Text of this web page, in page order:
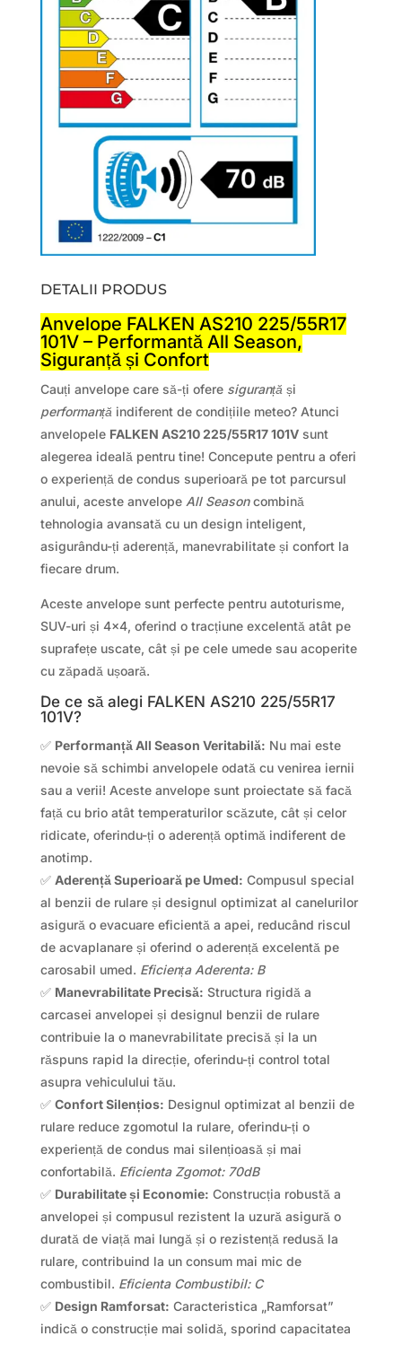
DETALII PRODUS
Anvelope FALKEN AS210 225/55R17
101V – Performanță All Season,
Siguranță și Confort
Cauți anvelope care să-ți ofere siguranță și
performanță indiferent de condițiile meteo? Atunci
anvelopele FALKEN AS210 225/55R17 101Vsunt
alegerea ideală pentru tine! Concepute pentru a oferi
o experiență de condus superioară pe tot parcursul
anului, aceste anvelope All Seasoncombină
tehnologia avansată cu un design inteligent,
asigurându-ți aderență, manevrabilitate și confort la
fiecare drum.
Aceste anvelope sunt perfecte pentru autoturisme,
SUV-uri și 4×4, oferind o tracțiune excelentă atât pe
suprafețe uscate, cât și pe cele umede sau acoperite
cu zăpadă ușoară.
De ce să alegi FALKEN AS210 225/55R17
101V?
✅ Performanță All Season Veritabilă: Nu mai este
nevoie să schimbi anvelopele odată cu venirea iernii
sau a verii! Aceste anvelope sunt proiectate să facă
față cu brio atât temperaturilor scăzute, cât și celor
ridicate, oferindu-ți o aderență optimă indiferent de
anotimp.
✅ Aderență Superioară pe Umed: Compusul special
al benzii de rulare și designul optimizat al canelurilor
asigură o evacuare eficientă a apei, reducând riscul
de acvaplanare și oferind o aderență excelentă pe
carosabil umed. Eficiența Aderenta: B
✅ Manevrabilitate Precisă: Structura rigidă a
carcasei anvelopei și designul benzii de rulare
contribuie la o manevrabilitate precisă și la un
răspuns rapid la direcție, oferindu-ți control total
asupra vehiculului tău.
✅ Confort Silențios: Designul optimizat al benzii de
rulare reduce zgomotul la rulare, oferindu-ți o
experiență de condus mai silențioasă și mai
confortabilă. Eficienta Zgomot: 70dB
✅ Durabilitate și Economie: Construcția robustă a
anvelopei și compusul rezistent la uzură asigură o
durată de viață mai lungă și o rezistență redusă la
rulare, contribuind la un consum mai mic de
combustibil. Eficienta Combustibil: C
✅ Design Ramforsat: Caracteristica „Ramforsat”
indică o construcție mai solidă, sporind capacitatea